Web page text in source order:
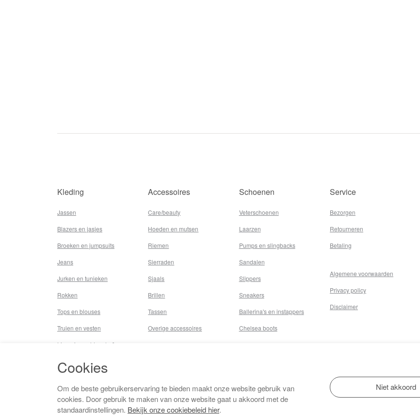
Kleding
Jassen
Blazers en jasjes
Broeken en jumpsuits
Jeans
Jurken en tunieken
Rokken
Tops en blouses
Truien en vesten
Lingerie,nachtmode &
Badkleding
Beenmode
Vermaakkosten
Accessoires
Care/beauty
Hoeden en mutsen
Riemen
Sierraden
Sjaals
Brillen
Tassen
Overige accessoires
Schoenen
Veterschoenen
Laarzen
Pumps en slingbacks
Sandalen
Slippers
Sneakers
Ballerina's en instappers
Chelsea boots
Service
Bezorgen
Retourneren
Betaling
Algemene voorwaarden
Privacy policy
Disclaimer
Cookies
Om de beste gebruikerservaring te bieden maakt onze website gebruik van
cookies. Door gebruik te maken van onze website gaat u akkoord met de
standaardinstellingen. Bekijk onze cookiebeleid hier.